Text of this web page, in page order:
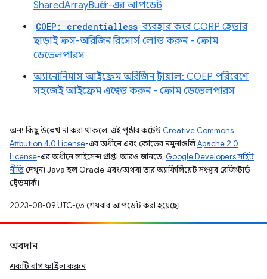
SharedArrayBuffer-এর আপডেট
COEP: credentialless ব্যবহার করে CORP হেডার
ছাড়াই ক্রস-অরিজিন রিসোর্স লোড করুন - ক্রোম
ডেভেলপারস
অ্যানোনিমাস আইফ্রেম অরিজিন ট্রায়াল: COEP পরিবেশে
সহজেই আইফ্রেম এম্বেড করুন - ক্রোম ডেভেলপারস
অন্য কিছু উল্লেখ না করা থাকলে, এই পৃষ্ঠার কন্টেন্ট Creative Commons
Attribution 4.0 License-এর অধীনে এবং কোডের নমুনাগুলিApache 2.0
License-এর অধীনে লাইসেন্স প্রাপ্ত। আরও জানতে, Google Developers সাইট
নীতিদেখুন। Java হল Oracle এবং/অথবা তার অ্যাফিলিয়েট সংস্থার রেজিস্টার্ড
ট্রেডমার্ক।
2023-08-09 UTC-তে শেষবার আপডেট করা হয়েছে।
অবদান
একটি বাগ ফাইল করুন